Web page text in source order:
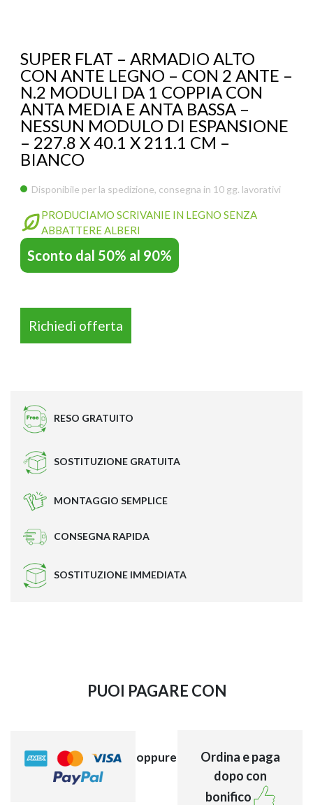
EXPERT –
NAPEE –
POCKET OFFICE
SCRIVANY
FASTOFFICE
SPEEDOFFICE
SAFE SCREEN
ARREDI FIERE ED EVENTI
PARETI DIVISORIE PER UFFICIO
SUPER FLAT – ARMADIO ALTO
CON ANTE LEGNO – CON 2 ANTE –
N.2 MODULI DA 1 COPPIA CON
ANTA MEDIA E ANTA BASSA –
NESSUN MODULO DI ESPANSIONE
– 227.8 X 40.1 X 211.1 CM –
BIANCO
Disponibile per la spedizione, consegna in 10 gg. lavorativi
PRODUCIAMO SCRIVANIE IN LEGNO SENZA
ABBATTERE ALBERI
Sconto dal 50% al 90%
Richiedi offerta
RESO GRATUITO
SOSTITUZIONE GRATUITA
MONTAGGIO SEMPLICE
CONSEGNA RAPIDA
SOSTITUZIONE IMMEDIATA
PUOI PAGARE CON
oppure
Ordina e paga
dopo con
bonifico